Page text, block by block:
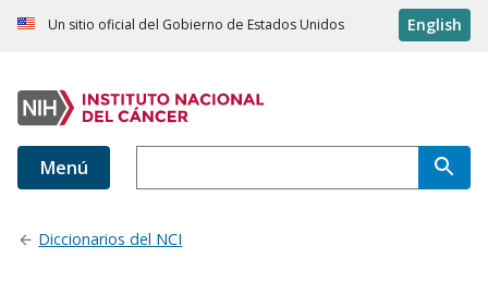
Un sitio oficial del Gobierno de Estados Unidos English
Menú
Diccionarios del NCI